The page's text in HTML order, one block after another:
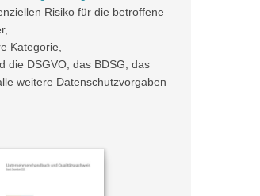
Risiko für die betroffene
Kategorie,
die DSGVO, das BDSG, das
weitere Datenschutzvorgaben